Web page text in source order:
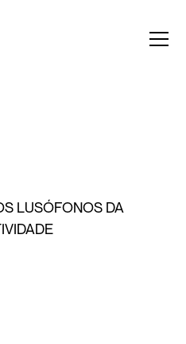
LUSÓFONOS DA